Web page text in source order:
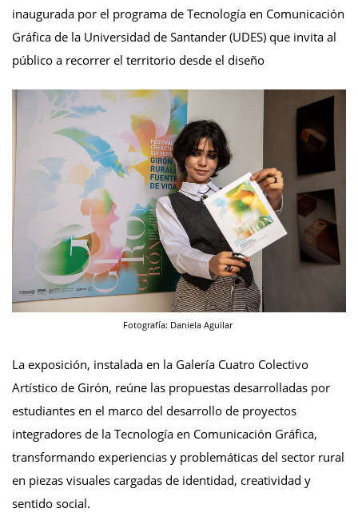
inaugurada por el programa de Tecnología en Comunicación
Gráfica de la Universidad de Santander (UDES) que invita al
público a recorrer el territorio desde el diseño
Fotografía: Daniela Aguilar
La exposición, instalada en la Galería Cuatro Colectivo
Artístico de Girón, reúne las propuestas desarrolladas por
estudiantes en el marco del desarrollo de proyectos
integradores de la Tecnología en Comunicación Gráfica,
transformando experiencias y problemáticas del sector rural
en piezas visuales cargadas de identidad, creatividad y
sentido social.